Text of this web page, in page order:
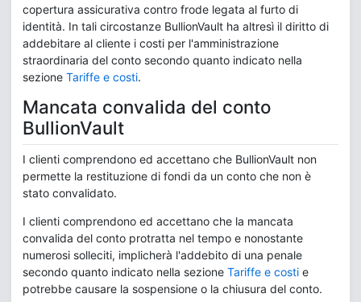
copertura assicurativa contro frode legata al furto di
identità. In tali circostanze BullionVault ha altresì il diritto di
addebitare al cliente i costi per l'amministrazione
straordinaria del conto secondo quanto indicato nella
sezione Tariffe e costi.
Mancata convalida del conto
BullionVault
I clienti comprendono ed accettano che BullionVault non
permette la restituzione di fondi da un conto che non è
stato convalidato.
I clienti comprendono ed accettano che la mancata
convalida del conto protratta nel tempo e nonostante
numerosi solleciti, implicherà l'addebito di una penale
secondo quanto indicato nella sezione Tariffe e costi e
potrebbe causare la sospensione o la chiusura del conto.